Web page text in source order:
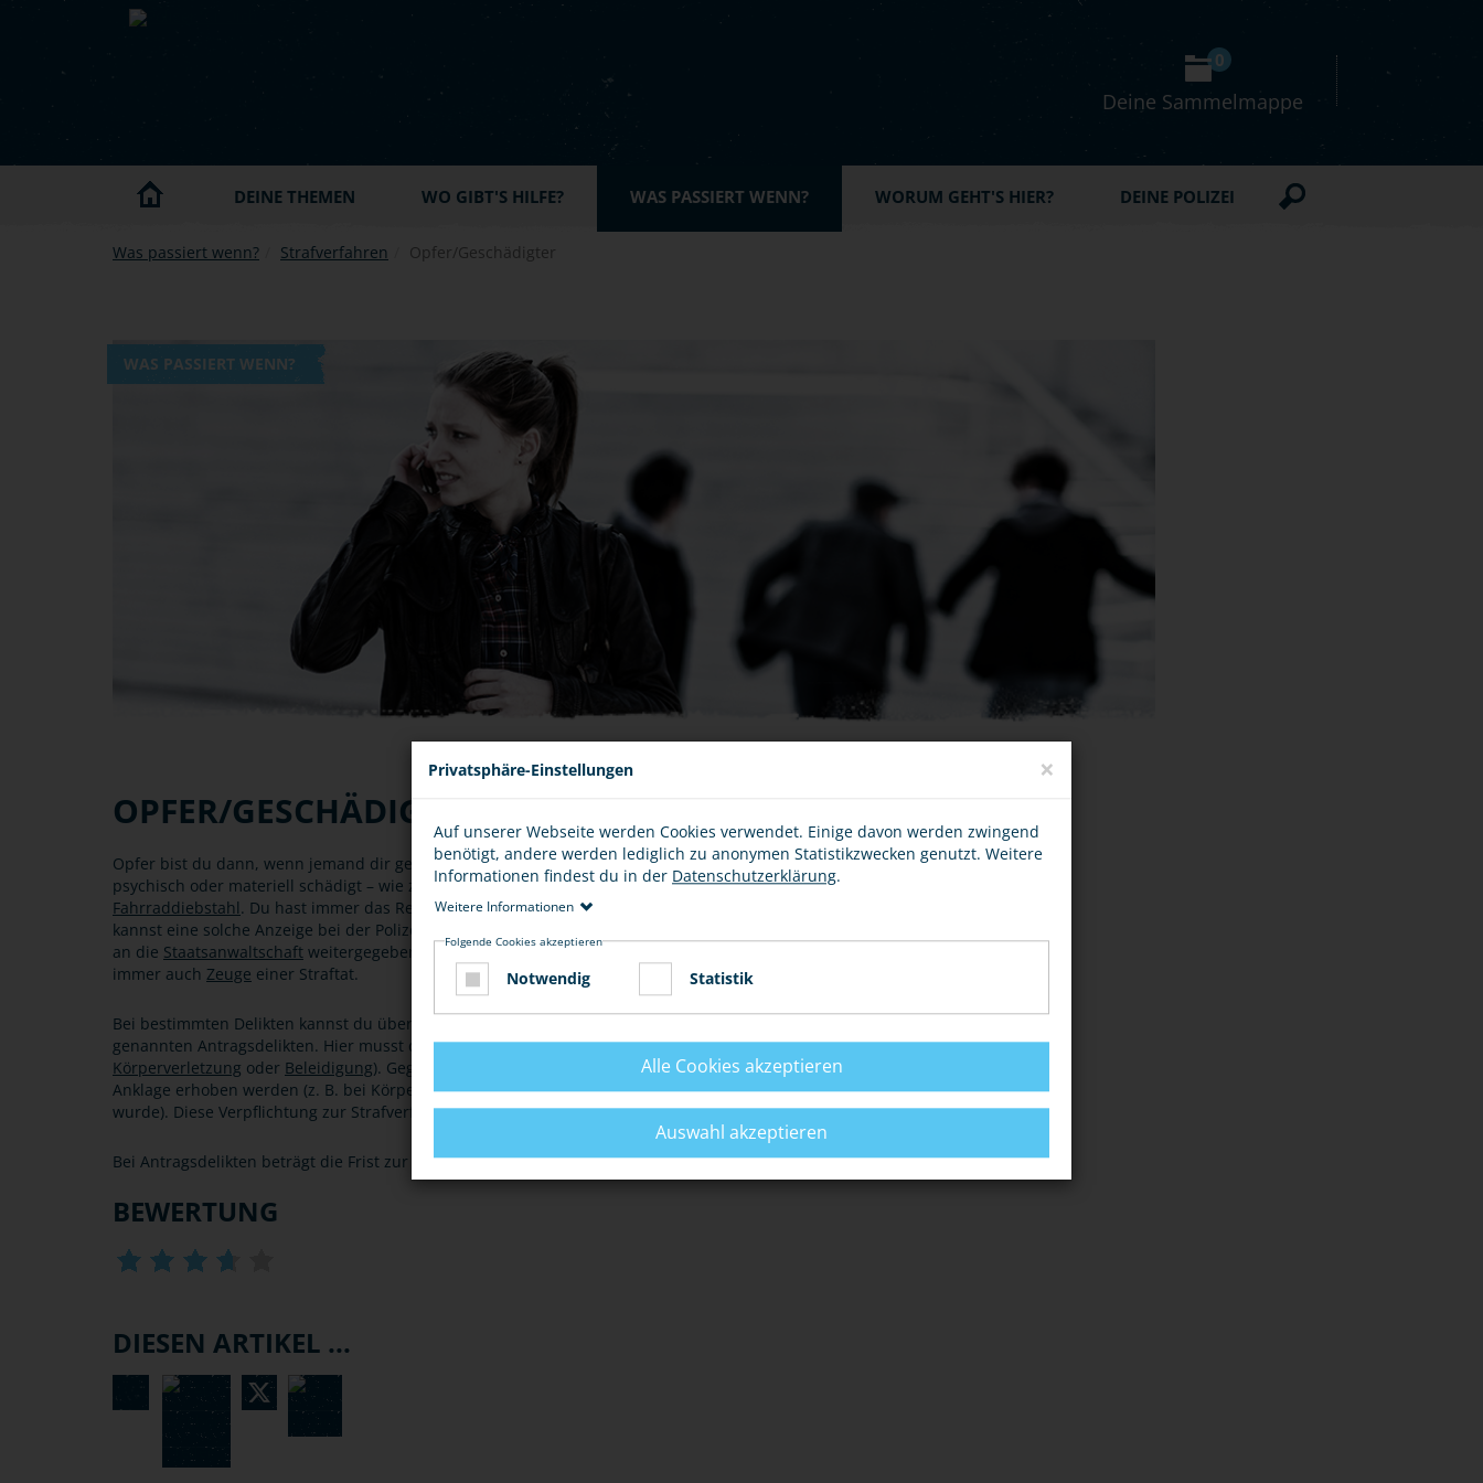
Skip to main content
Deine Sammelmappe
0
DEINE THEMEN WO GIBT'S HILFE? WAS PASSIERT WENN? WORUM GEHT'S HIER? DEINE POLIZEI
Was passiert wenn? Strafverfahren Opfer/Geschädigter
WAS PASSIERT WENN?
OPFER/GESCHÄDIGTER
Opfer bist du dann, wenn jemand dir gegenüber eine Straftat begeht, das heißt, dich entweder körperlich,
psychisch oder materiell schädigt – wie zum Beispiel durch eineKörperverletzungoder durch einen
Fahrraddiebstahl. Du hast immer das Recht, dich bei derPolizeizu melden und die Straftat anzuzeigen. Du
kannst eine solche Anzeige bei der Polizei mündlich zu Protokoll geben. In der Folge wird diese von der Polizei
an die Staatsanwaltschaft weitergegeben und diese leitet dann das Ermittlungsverfahren ein. Als Opfer bist du
immer auch Zeuge einer Straftat.
Bei bestimmten Delikten kannst du über den Fortgang des Verfahrens (mit)entscheiden, nämlich bei den so
genannten Antragsdelikten. Hier musst du schriftlich erklären, dass du die Strafverfolgung wünschst (z. B. bei
Körperverletzung oder Beleidigung). Gegen deinen Willen darf nur bei besonderem öffentlichem Interesse
Anklage erhoben werden (z. B. bei Körperverletzung, wenn die Tat besonders roh und rücksichtslos begangen
wurde). Diese Verpflichtung zur Strafverfolgung beruht auf dem Legalitätsprinzip.
Bei Antragsdelikten beträgt die Frist zur Stellung eines Strafantrages drei Monate ab Kenntnis der Tat.
BEWERTUNG
DIESEN ARTIKEL ...
Privatsphäre-Einstellungen ×
Auf unserer Webseite werden Cookies verwendet. Einige davon werden zwingend
benötigt, andere werden lediglich zu anonymen Statistikzwecken genutzt. Weitere
Informationen findest du in der Datenschutzerklärung.
Weitere Informationen
Folgende Cookies akzeptieren
Notwendig Statistik
Alle Cookies akzeptieren
Auswahl akzeptieren